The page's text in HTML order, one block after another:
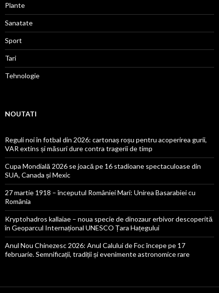
Plante
Sanatate
Sport
Tari
Tehnologie
NOUTATI
Reguli noi în fotbal din 2026: cartonaș roșu pentru acoperirea gurii,
VAR extins și măsuri dure contra tragerii de timp
Cupa Mondială 2026 se joacă pe 16 stadioane spectaculoase din
SUA, Canada și Mexic
27 martie 1918 – începutul României Mari: Unirea Basarabiei cu
România
Kryptohadros kallaiae – noua specie de dinozaur erbivor descoperită
în Geoparcul Internațional UNESCO Țara Hațegului
Anul Nou Chinezesc 2026: Anul Calului de Foc începe pe 17
februarie. Semnificații, tradiții și evenimente astronomice rare